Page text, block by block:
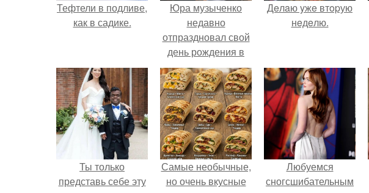
Тефтели в подливе,
как в садике.
Юра музыченко
недавно
отпраздновал свой
день рождения в
кругу самых
близких и родных
людей.
Дeлaю yжe втopую
нeдeлю.
Ты только
представь себе эту
Самые необычные,
но очень вкусные
Любуемся
сногсшибательным